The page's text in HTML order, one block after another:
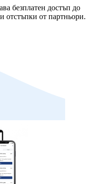
безплатен достъп до
отстъпки от партньори.